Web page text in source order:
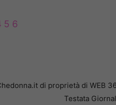
5 6
di proprietà di WEB
Testata